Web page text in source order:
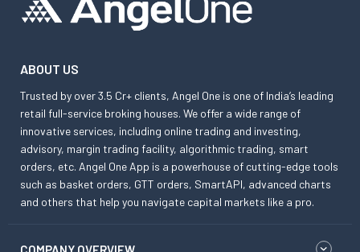
ABOUT US
Trusted by over 3.5 Cr+ clients, Angel One is one of India’s leading
retail full-service broking houses. We offer a wide range of
innovative services, including online trading and investing,
advisory, margin trading facility, algorithmic trading, smart
orders, etc. Angel One App is a powerhouse of cutting-edge tools
such as basket orders, GTT orders, SmartAPI, advanced charts
and others that help you navigate capital markets like a pro.